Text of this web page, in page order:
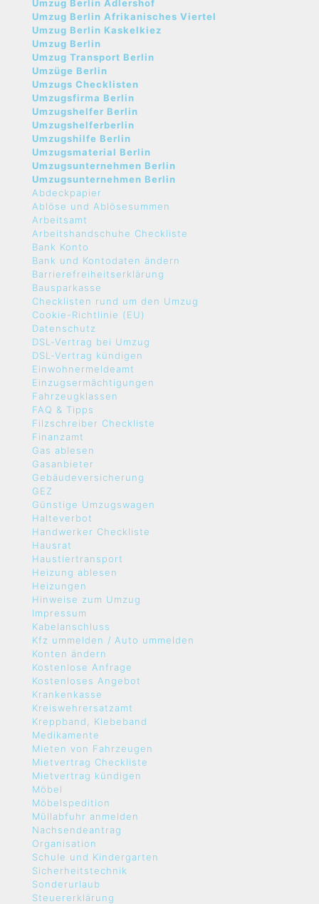
Umzug Berlin Adlershof
Umzug Berlin Afrikanisches Viertel
Umzug Berlin Kaskelkiez
Umzug Berlin
Umzug Transport Berlin
Umzüge Berlin
Umzugs Checklisten
Umzugsfirma Berlin
Umzugshelfer Berlin
Umzugshelferberlin
Umzugshilfe Berlin
Umzugsmaterial Berlin
Umzugsunternehmen Berlin
Umzugsunternehmen Berlin
Abdeckpapier
Ablöse und Ablösesummen
Arbeitsamt
Arbeitshandschuhe Checkliste
Bank Konto
Bank und Kontodaten ändern
Barrierefreiheitserklärung
Bausparkasse
Checklisten rund um den Umzug
Cookie-Richtlinie (EU)
Datenschutz
DSL-Vertrag bei Umzug
DSL-Vertrag kündigen
Einwohnermeldeamt
Einzugsermächtigungen
Fahrzeugklassen
FAQ & Tipps
Filzschreiber Checkliste
Finanzamt
Gas ablesen
Gasanbieter
Gebäudeversicherung
GEZ
Günstige Umzugswagen
Halteverbot
Handwerker Checkliste
Hausrat
Haustiertransport
Heizung ablesen
Heizungen
Hinweise zum Umzug
Impressum
Kabelanschluss
Kfz ummelden / Auto ummelden
Konten ändern
Kostenlose Anfrage
Kostenloses Angebot
Krankenkasse
Kreiswehrersatzamt
Kreppband, Klebeband
Medikamente
Mieten von Fahrzeugen
Mietvertrag Checkliste
Mietvertrag kündigen
Möbel
Möbelspedition
Müllabfuhr anmelden
Nachsendeantrag
Organisation
Schule und Kindergarten
Sicherheitstechnik
Sonderurlaub
Steuererklärung